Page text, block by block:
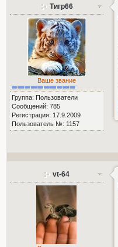
Тигр66
Ваше звание
Группа: Пользователи
Сообщений: 785
Регистрация: 17.9.2009
Пользователь №: 1157
vt-64